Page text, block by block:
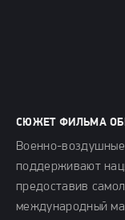
СЮЖЕТ ФИЛЬМА
Военно-воздушные
поддерживают
предоставив
международный